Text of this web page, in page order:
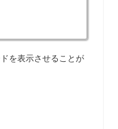
を表示させることが